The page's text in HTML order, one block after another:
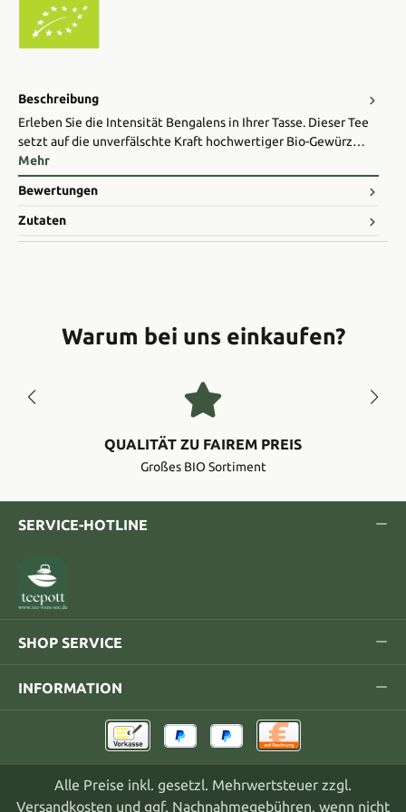
Beschreibung
Erleben Sie die Intensität Bengalens in Ihrer Tasse. Dieser Tee
setzt auf die unverfälschte Kraft hochwertiger Bio-Gewürz…
Mehr
Bewertungen
Zutaten
Warum bei uns einkaufen?
QUALITÄT ZU FAIREM PREIS
Großes BIO Sortiment
SERVICE-HOTLINE
SHOP SERVICE
INFORMATION
Alle Preise inkl. gesetzl. Mehrwertsteuer zzgl.
Versandkosten und ggf. Nachnahmegebühren, wenn nicht